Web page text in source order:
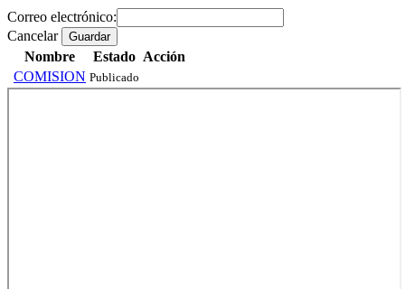
Correo electrónico:
Cancelar
Guardar
Nombre Estado Acción
COMISION Publicado